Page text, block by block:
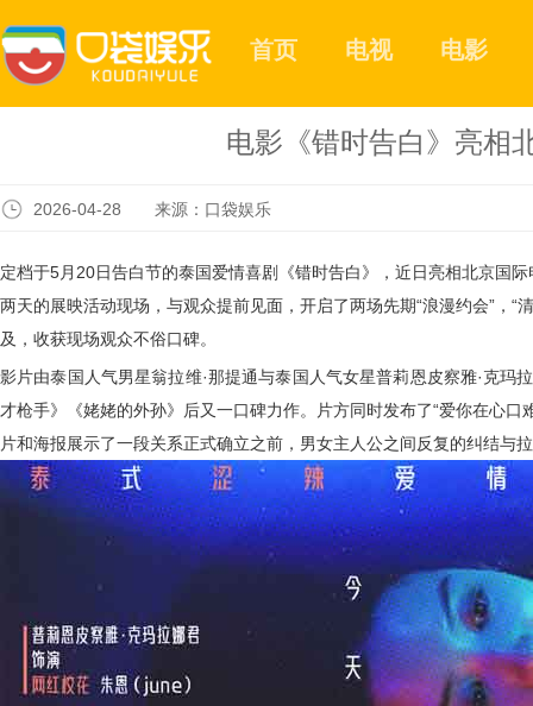
首页 电视 电影
电影《错时告白》亮相
2026-04-28 来源：口袋娱乐
定档于5月 20日告白节的泰国爱情喜剧《错时告白》，近日亮相北京国际
两天的展映活动现场，与观众提前见面，开启了两场先期“浪漫约会”，“
及，收获现场观众不俗口碑。
影片由泰国人气男星翁拉维·那提通与泰国人气女星普莉恩皮察雅·克玛
才枪手》《姥姥的外孙》后又一口碑力作。片方同时发布了“爱你在心口
片和海报展示了一段关系正式确立之前，男女主人公之间反复的纠结与